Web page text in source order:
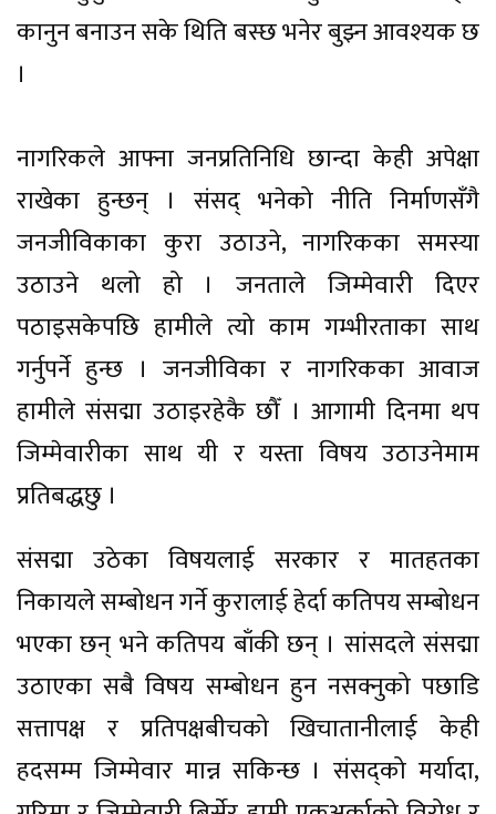
कानुन बनाउन सके थिति बस्छ भनेर बुझ्न आवश्यक छ
।
नागरिकले आफ्ना जनप्रतिनिधि छान्दा केही अपेक्षा
राखेका हुन्छन् । संसद् भनेको नीति निर्माणसँगै
जनजीविकाका कुरा उठाउने, नागरिकका समस्या
उठाउने थलो हो । जनताले जिम्मेवारी दिएर
पठाइसकेपछि हामीले त्यो काम गम्भीरताका साथ
गर्नुपर्ने हुन्छ । जनजीविका र नागरिकका आवाज
हामीले संसद्मा उठाइरहेकै छौँ । आगामी दिनमा थप
जिम्मेवारीका साथ यी र यस्ता विषय उठाउनेमाम
प्रतिबद्धछु ।
संसद्मा उठेका विषयलाई सरकार र मातहतका
निकायले सम्बोधन गर्ने कुरालाई हेर्दा कतिपय सम्बोधन
भएका छन् भने कतिपय बाँकी छन् । सांसदले संसद्मा
उठाएका सबै विषय सम्बोधन हुन नसक्नुको पछाडि
सत्तापक्ष र प्रतिपक्षबीचको खिचातानीलाई केही
हदसम्म जिम्मेवार मान्न सकिन्छ । संसद्को मर्यादा,